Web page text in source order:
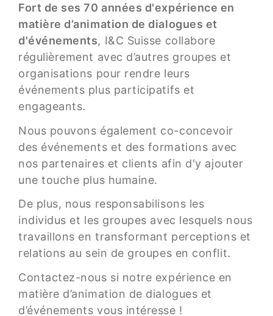
Fort de ses 70 années d'expérience en
matière d’animation de dialogues et
d'événements, I&C Suisse collabore
régulièrement avec d’autres groupes et
organisations pour rendre leurs
événements plus participatifs et
engageants.
Nous pouvons également co-concevoir
des événements et des formations avec
nos partenaires et clients afin d'y ajouter
une touche plus humaine.
De plus, nous responsabilisons les
individus et les groupes avec lesquels nous
travaillons en transformant perceptions et
relations au sein de groupes en conflit.
Contactez-nous si notre expérience en
matière d’animation de dialogues et
d’événements vous intéresse !